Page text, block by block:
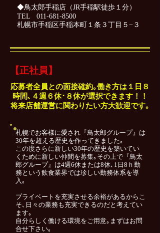
◆鳥太郎手稲店（JR手稲駅徒歩１分）
TEL 011-681-8500
札幌市手稲区手稲本町１条３丁目５−３
【正社員】
応募者全員との面接確約｡働き方は１日８
時間､４週６休･８休が選択できます！！
将来店舗運営に関わりたい方大歓迎です｡
札幌でお客様に愛され『鳥太郎グループ』は
30年を超える歴史を作ってきました｡
この度さらに新しい30年の歴史を築いてい
くために新しい仲間を募集｡その上で『鳥太
郎グループ』は4週6休または8休､1日8ｈ勤
務という飲食業界では珍しい勤務体系を導
入｡
プライベートを充実させる余裕があるからこ
そ､日々の業務も充実できるのだと考えてい
ます｡
自分らしく働ける環境をご用意｡まずはお問
合せ下さい｡